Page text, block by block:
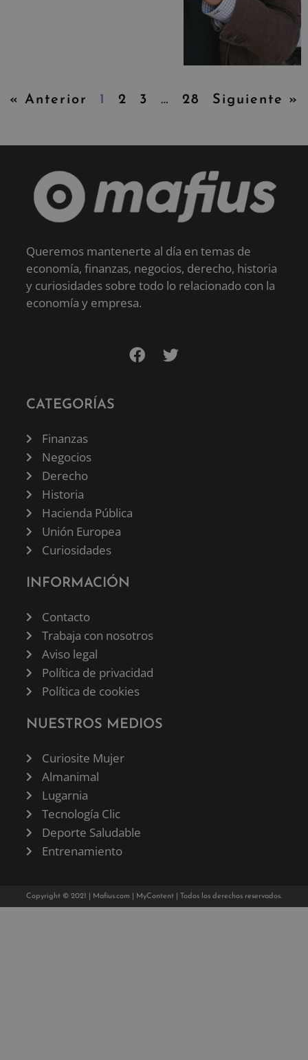
« Anterior 1 2 3 … 28 Siguiente »
Queremos mantenerte al día en temas de
economía, finanzas, negocios, derecho, historia
y curiosidades sobre todo lo relacionado con la
economía y empresa.
CATEGORÍAS
Finanzas
Negocios
Derecho
Historia
Hacienda Pública
Unión Europea
Curiosidades
INFORMACIÓN
Contacto
Trabaja con nosotros
Aviso legal
Política de privacidad
Política de cookies
NUESTROS MEDIOS
Curiosite Mujer
Almanimal
Lugarnia
Tecnología Clic
Deporte Saludable
Entrenamiento
Copyright © 2021 | Mafius.com MyContent | Todos los derechos reservados.